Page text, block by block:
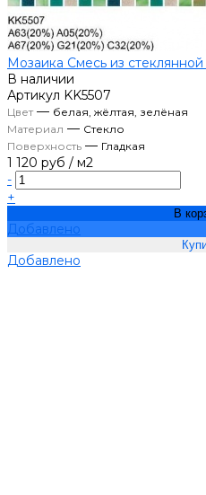
Мозаика Смесь из
В наличии
Артикул KK5507
Цвет— белая, жёлтая, зелёная
Материал — Стекло
Поверхность — Гладкая
1 120 руб / м2
-
+
В
Добавлено
Добавлено